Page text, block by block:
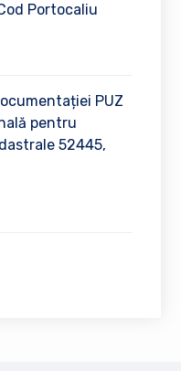
Portocaliu
PUZ
pentru
52445,